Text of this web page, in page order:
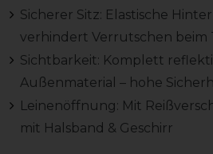
Sicherer Sitz: Elastische
verhindert Verrutschen beim
Sichtbarkeit: Komplett
Außenmaterial – hohe
Leinenöffnung: Mit
mit Halsband & Geschirr